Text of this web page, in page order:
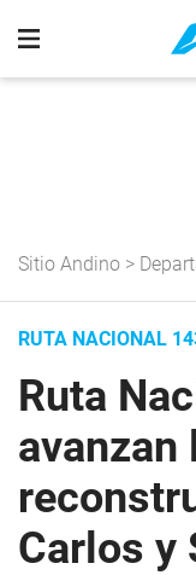
Sitio Andino >
RUTA NACIONAL
Ruta
avanzan
Carlos y